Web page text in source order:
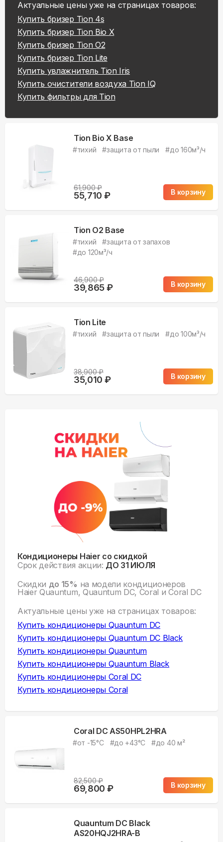
Актуальные цены уже на страницах товаров:
Купить бризер Tion 4s
Купить бризер Tion Bio X
Купить бризер Tion O2
Купить бризер Tion Lite
Купить увлажнитель Tion Iris
Купить очистители воздуха Tion IQ
Купить фильтры для Tion
Tion Bio X Base
#тихий #защита от пыли #до 160м³/ч
61,900₽
55,710 ₽ В корзину
Tion O2 Base
#тихий #защита от запахов
#до 120м³/ч
46,900₽
39,865₽ В корзину
Tion Lite
#тихий #защита от пыли #до 100м³/ч
38,900₽
35,010 ₽ В корзину
Кондиционеры Haier со скидкой
Срок действия акции: ДО 31 ИЮЛЯ
Скидки до 15% на модели кондиционеров
Haier Quauntum, Quauntum DC, Coral и Coral DC
Актуальные цены уже на страницах товаров:
Купить кондиционеры Quauntum DC
Купить кондиционеры Quauntum DC Black
Купить кондиционеры Quauntum
Купить кондиционеры Quauntum Black
Купить кондиционеры Coral DC
Купить кондиционеры Coral
Coral DC AS50HPL2HRA
#от -15°С #до +43°С #до 40 м²
82,500₽
69,800 ₽ В корзину
Quauntum DC Black
AS20HQJ2HRA-B